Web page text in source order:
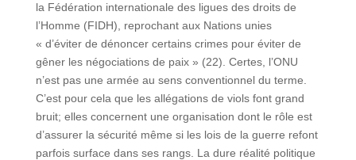
la Fédération internationale des ligues des droits de
l’Homme (FIDH), reprochant aux Nations unies
« d’éviter de dénoncer certains crimes pour éviter de
gêner les négociations de paix » (22). Certes, l’ONU
n’est pas une armée au sens conventionnel du terme.
C’est pour cela que les allégations de viols font grand
bruit; elles concernent une organisation dont le rôle est
d’assurer la sécurité même si les lois de la guerre refont
parfois surface dans ses rangs. La dure réalité politique